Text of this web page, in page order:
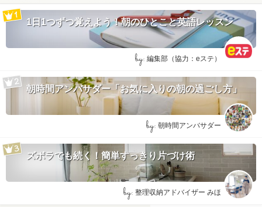
1日1つずつ覚えよう！朝のひとこと英語レッスン
by: 編集部（協力：eステ）
朝時間アンバサダー「お気に入りの朝の過ごし方」
by: 朝時間アンバサダー
ズボラでも続く！簡単すっきり片づけ術
by: 整理収納アドバイザー みほ